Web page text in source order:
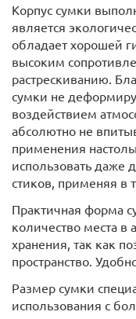
Корпус сумки
является
обладает хорошей
высоким
растрескиванию.
сумки не
воздействием
абсолютно не
применения
использовать даже
стиков, применяя в
Практичная форма
количество места в
хранения, так как
пространство.
Размер сумки
использования с